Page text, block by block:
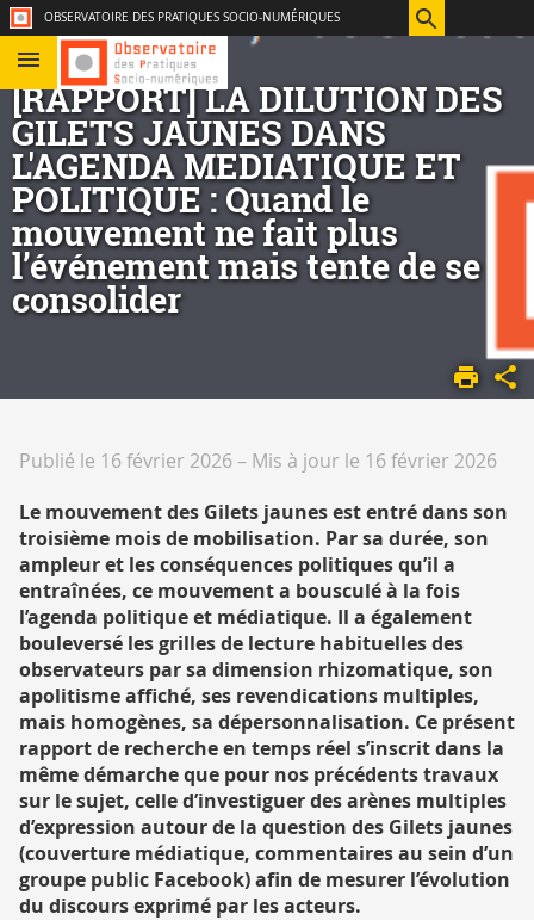
Aller
au
Navigation
Accès
directs
Connexion
OBSERVATOIRE DES PRATIQUES SOCIO-NUMÉRIQUES
[RAPPORT] LA DILUTION DES
GILETS JAUNES DANS
L'AGENDA MEDIATIQUE ET
POLITIQUE : Quand le
mouvement ne fait plus
l’événement mais tente de se
consolider
NOS
RAPPORTS
RECHERCHE
Publié le 16 février 2026– Mis à jour le 16 février 2026
Le mouvement des Gilets jaunes est entré dans son
troisième mois de mobilisation. Par sa durée, son
ampleur et les conséquences politiques qu’il a
entraînées, ce mouvement a bousculé à la fois
l’agenda politique et médiatique. Il a également
bouleversé les grilles de lecture habituelles des
observateurs par sa dimension rhizomatique, son
apolitisme affiché, ses revendications multiples,
mais homogènes, sa dépersonnalisation. Ce présent
rapport de recherche en temps réel s’inscrit dans la
même démarche que pour nos précédents travaux
sur le sujet, celle d’investiguer des arènes multiples
d’expression autour de la question des Gilets jaunes
(couverture médiatique, commentaires au sein d’un
groupe public Facebook) afin de mesurer l’évolution
du discours exprimé par les acteurs.